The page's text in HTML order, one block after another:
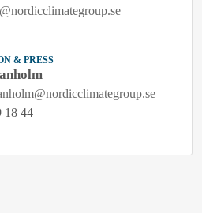
& PRESS
18 44